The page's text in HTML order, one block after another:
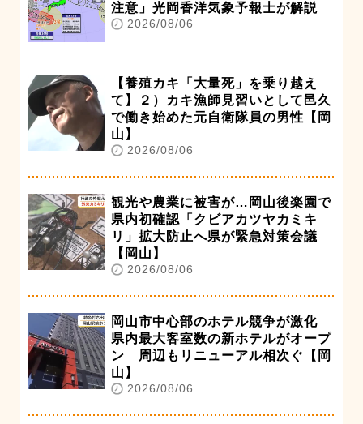
注意」光岡香洋気象予報士が解説
2026/08/06
【養殖カキ「大量死」を乗り越え
て】２）カキ漁師見習いとして邑久
で働き始めた元自衛隊員の男性【岡
山】
2026/08/06
観光や農業に被害が…岡山後楽園で
県内初確認「クビアカツヤカミキ
リ」拡大防止へ県が緊急対策会議
【岡山】
2026/08/06
岡山市中心部のホテル競争が激化
県内最大客室数の新ホテルがオープ
ン 周辺もリニューアル相次ぐ【岡
山】
2026/08/06